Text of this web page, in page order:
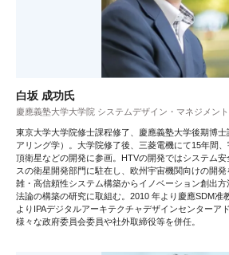
白坂 成功氏
慶應義塾大学大学院 システムデザイン・マネジメン
東京大学大学院修士課程修了、慶應義塾大学後期博
アリング学）。大学院修了後、三菱電機にて15年間
頂衛星などの開発に参画。HTVの開発ではシステム
スの衛星開発部門に駐在し、欧州宇宙機関向けの開
雑・高信頼性システム構築からイノベーション創出
法論の構築の研究に取組む。2010 年より慶應SDM准
よりIPAデジタルアーキテクチャデザインセンターア
様々な政府委員会委員や社外取締役等を併任。